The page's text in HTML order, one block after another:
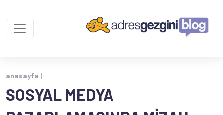
anasayfa |
SOSYAL MEDYA